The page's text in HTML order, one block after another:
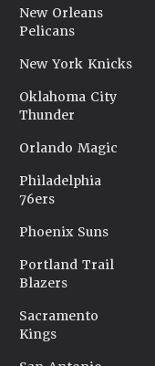
New Orleans
Pelicans
New York Knicks
Oklahoma City
Thunder
Orlando Magic
Philadelphia
76ers
Phoenix Suns
Portland Trail
Blazers
Sacramento
Kings